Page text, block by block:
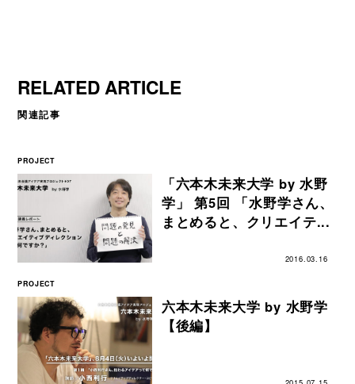
RELATED ARTICLE
関連記事
PROJECT
「六本木未来大学 by 水野
学」 第5回 「水野学さん、
まとめると、クリエイテ...
2016.03.16
PROJECT
六本木未来大学 by 水野学
【後編】